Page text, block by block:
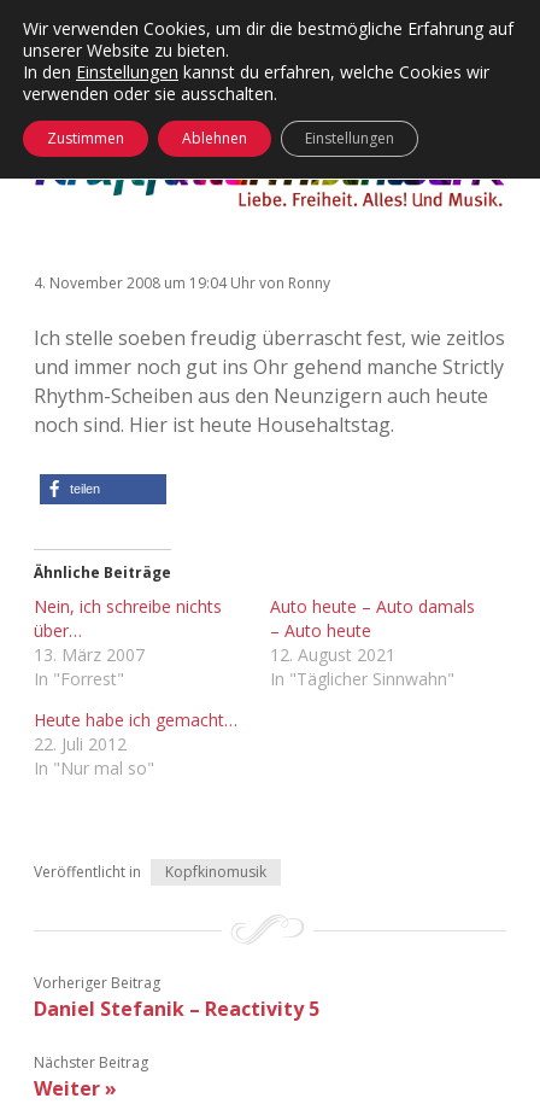
Kategorien
Menü
24 Hours Chilling
Die Wende
KFMW-Disco
kfmw.stuff
Kopfkinomusik
Wandnotizen
KFMW-Disco
Dates
Contact
Adventskalender Dropdown-
Menü
Adventskalender 2010
Adventskalender 2014
Adventskalender 2015
Adventskalender 2018
Adventskalender 2019
facebook
instagram
rss soundcloud
vimeoBluesky
öffnen
4. November 2008 um 19:04 Uhrvon Ronny
Ich stelle soeben freudig überrascht fest, wie zeitlos
und immer noch gut ins Ohr gehend manche Strictly
Rhythm-Scheiben aus den Neunzigern auch heute
noch sind. Hier ist heute Househaltstag.
teilen
Ähnliche Beiträge
Nein, ich schreibe nichts
über…
13. März 2007
In "Forrest"
Auto heute – Auto damals
– Auto heute
12. August 2021
In "Täglicher Sinnwahn"
Heute habe ich gemacht…
22. Juli 2012
In "Nur mal so"
Veröffentlicht in Kopfkinomusik
Vorheriger Beitrag
Daniel Stefanik – Reactivity 5
Nächster Beitrag
Weiter »
Wir verwenden Cookies, um dir die bestmögliche Erfahrung auf
unserer Website zu bieten.
In den Einstellungen kannst du erfahren, welche Cookies wir
verwenden oder sie ausschalten.
Zustimmen Ablehnen Einstellungen